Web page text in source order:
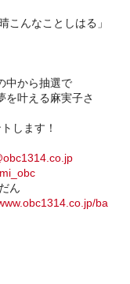
こんなことしはる」
中から抽選で
を叶える麻実子さ
します！
ん
ba